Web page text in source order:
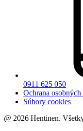
0911 625 050
Ochrana
Súbory cookies
@ 2026 Hentinen.